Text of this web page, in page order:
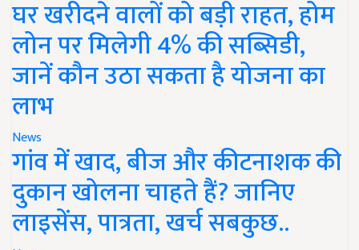
घर खरीदने वालों को बड़ी राहत, होम
लोन पर मिलेगी 4% की सब्सिडी,
जानें कौन उठा सकता है योजना का
लाभ
News
गांव में खाद, बीज और कीटनाशक की
दुकान खोलना चाहते हैं? जानिए
लाइसेंस, पात्रता, खर्च सबकुछ..